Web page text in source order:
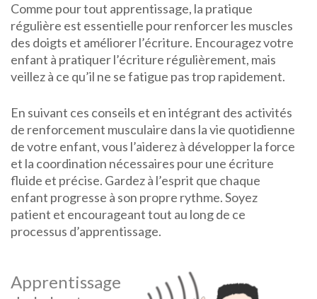
Comme pour tout apprentissage, la pratique
régulière est essentielle pour renforcer les muscles
des doigts et améliorer l’écriture. Encouragez votre
enfant à pratiquer l’écriture régulièrement, mais
veillez à ce qu’il ne se fatigue pas trop rapidement.
En suivant ces conseils et en intégrant des activités
de renforcement musculaire dans la vie quotidienne
de votre enfant, vous l’aiderez à développer la force
et la coordination nécessaires pour une écriture
fluide et précise. Gardez à l’esprit que chaque
enfant progresse à son propre rythme. Soyez
patient et encourageant tout au long de ce
processus d’apprentissage.
Apprentissage